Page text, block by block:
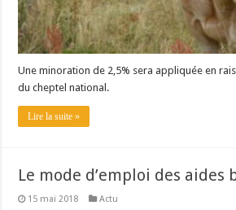
Une minoration de 2,5% sera appliquée en
du cheptel national.
Lire la suite »
Le mode d’emploi des aides
15 mai 2018 Actu